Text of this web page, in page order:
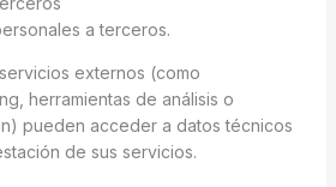
a terceros.
externos (como
herramientas de análisis o
pueden acceder a datos técnicos
de sus servicios.